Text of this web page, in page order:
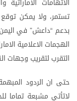
تستمر، ولا يمكن توقع
بدعم “داعش” في
الهجمات الاعلامية
التقرب لتقريب وجهات
حتى ان الردود
لاتأتي مشبعة تماما